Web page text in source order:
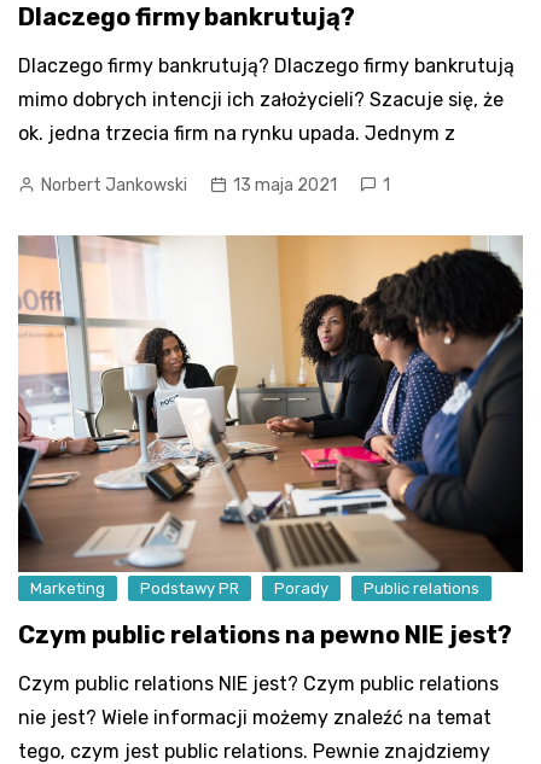
Dlaczego firmy bankrutują?
Dlaczego firmy bankrutują? Dlaczego firmy bankrutują
mimo dobrych intencji ich założycieli? Szacuje się, że
ok. jedna trzecia firm na rynku upada. Jednym z
Norbert Jankowski 13 maja 2021 1
Marketing Podstawy PR Porady Public relations
Czym public relations na pewno NIE jest?
Czym public relations NIE jest? Czym public relations
nie jest? Wiele informacji możemy znaleźć na temat
tego, czym jest public relations. Pewnie znajdziemy